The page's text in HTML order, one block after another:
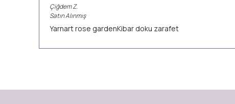
ÇiğdemZ.
Satın Alınmış
Yarnart rose gardenKibar doku zarafet